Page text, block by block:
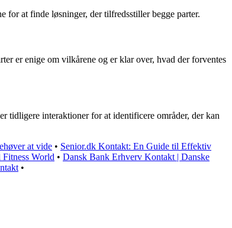
at finde løsninger, der tilfredsstiller begge parter.
er enige om vilkårene og er klar over, hvad der forventes
tidligere interaktioner for at identificere områder, der kan
at vide • Senior.dk Kontakt: En Guide til Effektiv
World • Dansk Bank Erhverv Kontakt | Danske
•